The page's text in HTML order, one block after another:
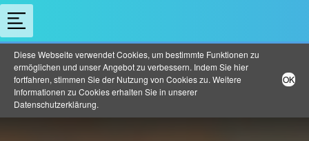
Diese Webseite verwendet Cookies, um bestimmte Funktionen zu
ermöglichen und unser Angebot zu verbessern. Indem Sie hier
fortfahren, stimmen Sie der Nutzung von Cookies zu. Weitere
Informationen zu Cookies erhalten Sie in unserer
Datenschutzerklärung.
OK